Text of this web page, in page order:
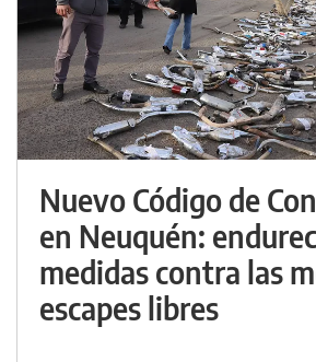
Nuevo Código de
en Neuquén:
medidas contra las
escapes libres